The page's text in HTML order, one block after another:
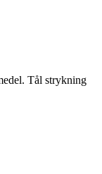
Tål strykning